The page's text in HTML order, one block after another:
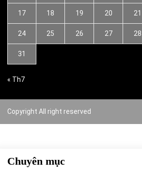
17 18 19 20 21
24 25 26 27 28
31
« Th7
Copyright All right reserved
Chuyên mục